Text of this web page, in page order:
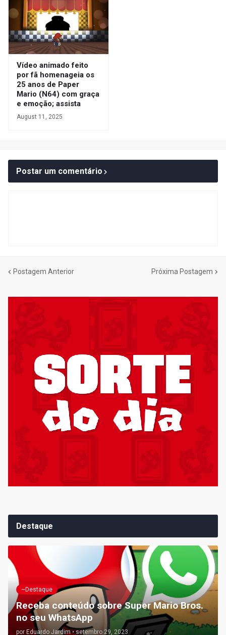
Vídeo animado feito
por fã homenageia os
25 anos de Paper
Mario (N64) com graça
e emoção; assista
August 11, 2025
Postar um comentário
Postagem Anterior Próxima Postagem
Destaque
~Destaque
Receba conteúdo sobre Super Mario Bros.
no seu WhatsApp
por Eduardo Jardim • setembro 29, 2023